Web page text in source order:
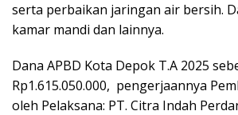
serta perbaikan jaringan air bersih.
kamar mandi dan lainnya.
Dana APBD Kota Depok T.A 2025
Rp1.615.050.000, pengerjaannya
oleh Pelaksana: PT. Citra Indah